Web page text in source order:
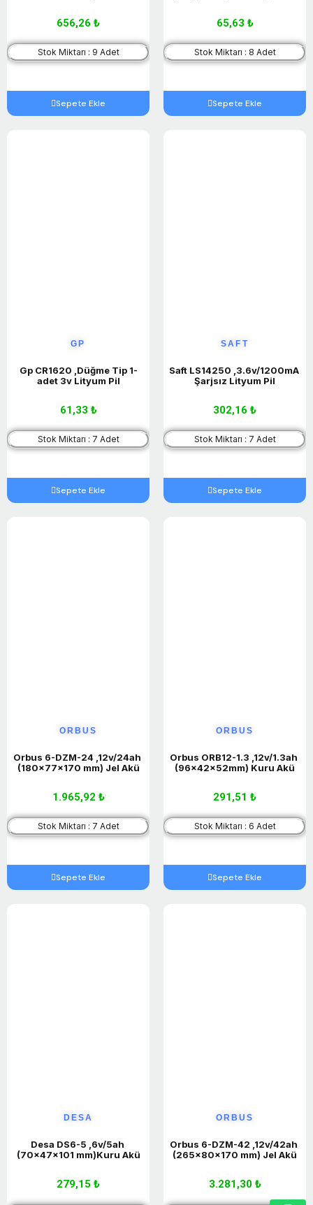
656,26 ₺
Stok Miktarı : 9 Adet
Sepete Ekle
65,63 ₺
Stok Miktarı : 8 Adet
Sepete Ekle
GP
Gp CR1620 ,Düğme Tip 1-
adet 3v Lityum Pil
61,33 ₺
Stok Miktarı : 7 Adet
Sepete Ekle
SAFT
Saft LS14250 ,3.6v/1200mA
Şarjsız Lityum Pil
302,16 ₺
Stok Miktarı : 7 Adet
Sepete Ekle
ORBUS
Orbus 6-DZM-24 ,12v/24ah
(180x77x170 mm) Jel Akü
1.965,92 ₺
Stok Miktarı : 7 Adet
Sepete Ekle
ORBUS
Orbus ORB12-1.3 ,12v/1.3ah
(96x42x52mm) Kuru Akü
291,51 ₺
Stok Miktarı : 6 Adet
Sepete Ekle
DESA
Desa DS6-5 ,6v/5ah
(70x47x101 mm)Kuru Akü
279,15 ₺
ORBUS
Orbus 6-DZM-42 ,12v/42ah
(265x80x170 mm) Jel Akü
3.281,30 ₺